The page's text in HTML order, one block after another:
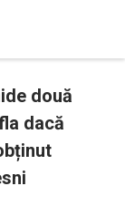
două
dacă